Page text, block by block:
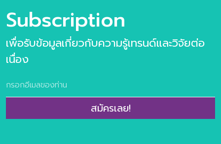
รนด์ความต้องการของผู้บริโภคยุคใหม่ 10 แนวโน้มธุรกิจ
อาหารแห่งอนาคต และ 31 เทรนด์ย่อยประกอบไปด้วย >10
แนวโน้มธุรกิจอาหารแห่งอนาคต ประกอบไปด้วย
Personalized Nutrition Well-Mental Eating Fermented
taste of time Extraordinary Meal Through The Root
Protein FoodTech Edible Beauty >ข้อมูลตัวอย่างกรณี
ศึกษากว่า 100 ตัวอย่าง >ผลการวิจัยผู้บริโภคชาวไทย 800
ตัวอย่าง เกี่ยวกับการตอบรับเทรนด์อนาคตอาหาร จำนวน
160 หน้า พิเศษ ราคา 2,900 จากปกติ 3,500 บาท พิเศษ
Subscription
เพื่อรับข้อมูลเกี่ยวกับความรู้เทรนด์และวิจัยต่อ
เนื่อง
สมัครเลย!